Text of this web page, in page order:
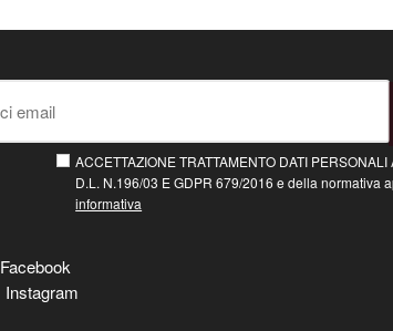
ACCETTAZIONE TRATTAMENTO DATI PERSONALI
D.L. N.196/03 E GDPR 679/2016 e della normativa
informativa
Facebook
Instagram